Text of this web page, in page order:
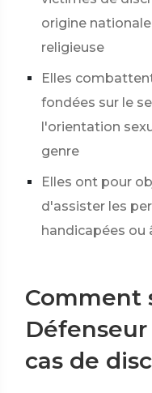
origine
religieuse
Elles
fondées sur le
l'orientation
genre
Elles ont pour
d'assister les
handicapées ou
Comment
Défenseur
cas de